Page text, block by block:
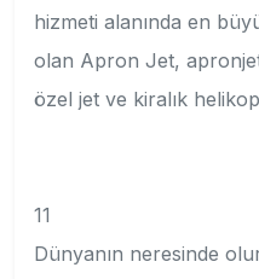
hizmeti alanında en
olan Apron Jet,
özel jet ve kiralık
11
Dünyanın neresinde